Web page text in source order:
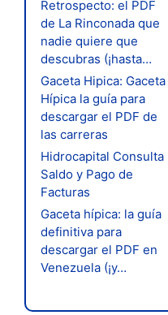
Retrospecto: el PDF
de La Rinconada que
nadie quiere que
descubras (¡hasta…
Gaceta Hipica: Gaceta
Hípica la guía para
descargar el PDF de
las carreras
Hidrocapital Consulta
Saldo y Pago de
Facturas
Gaceta hípica: la guía
definitiva para
descargar el PDF en
Venezuela (¡y…